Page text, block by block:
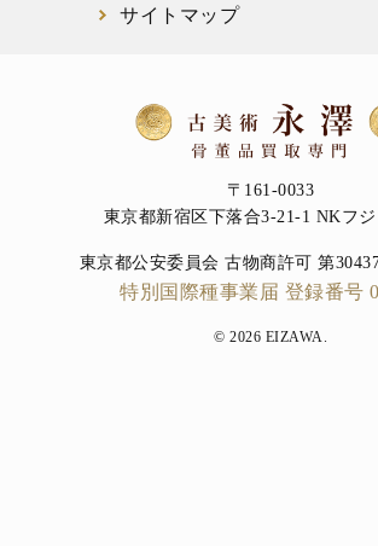
サイトマップ
〒161-0033
東京都新宿区下落合3-21-1 NKフジ
東京都公安委員会 古物商許可 第
特別国際種事業届 登録番号
© 2026 EIZAWA.